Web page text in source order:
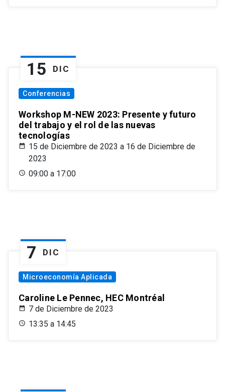
15 DIC
Conferencias
Workshop M-NEW 2023: Presente y futuro
del trabajo y el rol de las nuevas
tecnologías
15 de Diciembre de 2023 a 16 de Diciembre de
2023
09:00 a 17:00
7 DIC
Microeconomía Aplicada
Caroline Le Pennec, HEC Montréal
7 de Diciembre de 2023
13:35 a 14:45